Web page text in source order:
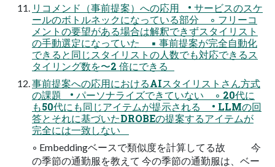
リコメンド（事前提案）への応用 • サービスのスケ
ールのボトルネックになっている部分 ◦ フリーコ
メントの要望がある場合は解釈できずスタイリスト
の手動選定になっていた ▪ 事前提案が完全自動化
できると同じスタイリストの人数でも対応できるス
タイリング数を〜2 倍にできる
事前提案への応用におけるAIスタイリストさん方式
の課題 • パーソナライズできていない ◦ 20代に
も50代にも同じアイテムが提示される • LLMの回
答とそれに基づいたDROBEの提案するアイテムが
完全には一致しない
◦ Embeddingベースで類似度を計算してる故 今
の季節の通勤服を教えて 今の季節の通勤服は、ベー